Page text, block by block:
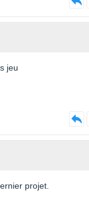
jeu
projet.